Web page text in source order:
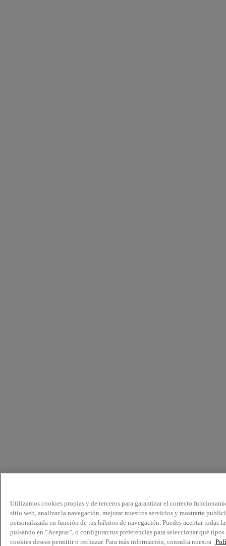
Utilizamos cookies propias y de terceros para garantizar el correcto
sitio web, analizar la navegación, mejorar nuestros servicios y mostrarte
personalizada en función de tus hábitos de navegación. Puedes aceptar todas
pulsando en “Aceptar”, o configurar tus preferencias para seleccionar qué tipos
cookies deseas permitir o rechazar. Para más información, consulta nuestra